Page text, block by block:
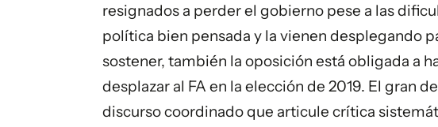
resignados a perder el gobierno pese a las
política bien pensada y la vienen desplegando
sostener, también la oposición está obligada a
desplazar al FA en la elección de 2019. El gran
discurso coordinado que articule crítica